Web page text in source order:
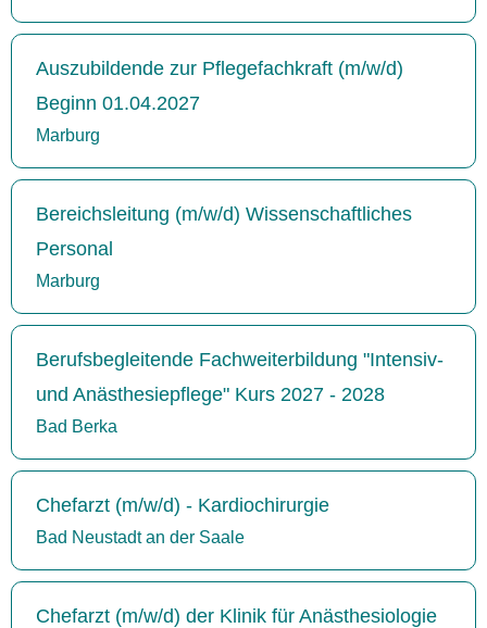
Auszubildende zur Pflegefachkraft (m/w/d)
Beginn 01.04.2027
Marburg
Bereichsleitung (m/w/d) Wissenschaftliches
Personal
Marburg
Berufsbegleitende Fachweiterbildung "Intensiv-
und Anästhesiepflege" Kurs 2027 - 2028
Bad Berka
Chefarzt (m/w/d) - Kardiochirurgie
Bad Neustadt an der Saale
Chefarzt (m/w/d) der Klinik für Anästhesiologie